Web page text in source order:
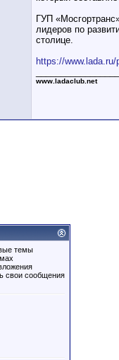
ГУП
лидеров по
столице.
https://
www.ladaclub.net
темы
свои сообщения